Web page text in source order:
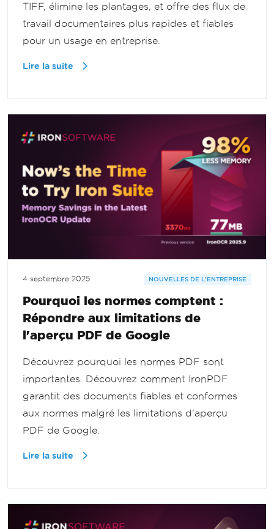
TIFF, élimine les plantages, et offre des flux de
travail documentaires plus rapides et fiables
pour un usage en entreprise.
Lire la suite
4 septembre 2025 NOUVELLES DE L'ENTREPRISE
Pourquoi les normes comptent :
Répondre aux limitations de
l'aperçu PDF de Google
Découvrez pourquoi les normes PDF sont
importantes. Découvrez comment IronPDF
garantit des documents fiables et conformes
aux normes malgré les limitations d'aperçu
PDF de Google.
Lire la suite